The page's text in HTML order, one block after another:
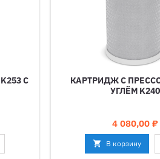
С
КАРТРИДЖ С
УГЛЁМ K240
Цена
4 080,00 ₽
 В корзину